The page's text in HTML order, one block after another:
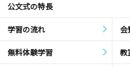
公文式の特長
学習の流れ 会
無料体験学習 教